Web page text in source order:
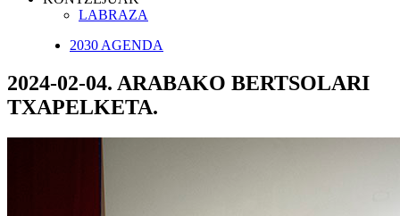
LABRAZA
2030 AGENDA
2024-02-04. ARABAKO BERTSOLARI
TXAPELKETA.